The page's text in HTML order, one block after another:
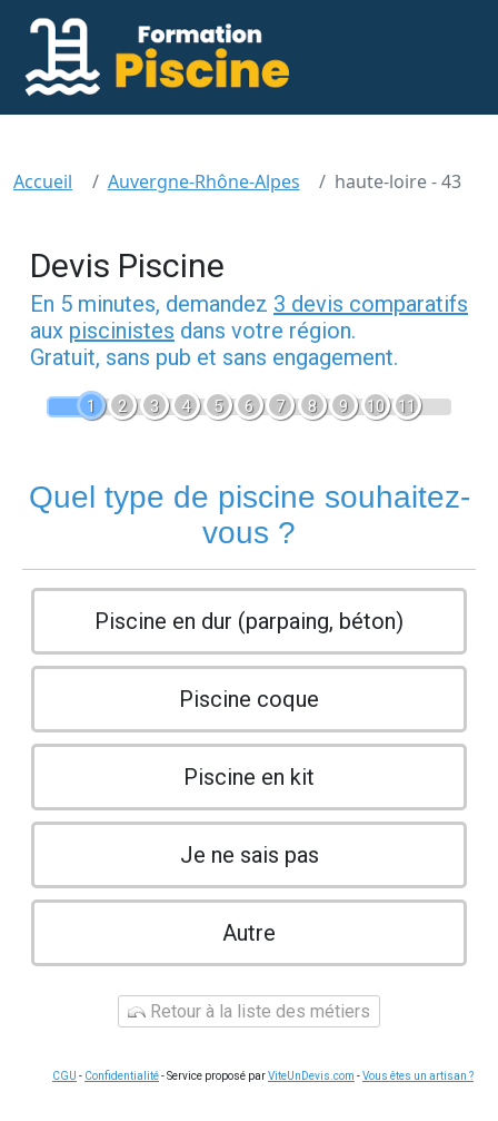
Accueil Auvergne-Rhône-Alpes haute-loire - 43
Devis Piscine
En 5 minutes, demandez 3 devis comparatifs
aux piscinistes dans votre région.
Gratuit, sans pub et sans engagement.
1 2 3 4 5 6 7 8 9 10 11
Quel type de piscine souhaitez-
vous ?
Piscine en dur (parpaing, béton)
Piscine coque
Piscine en kit
Je ne sais pas
Autre
Retour à la liste des métiers
CGU - Confidentialité- Service proposé parViteUnDevis.com -Vous êtes un artisan ?